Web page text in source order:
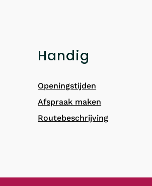
Handig
Openingstijden
Afspraak maken
Routebeschrijving